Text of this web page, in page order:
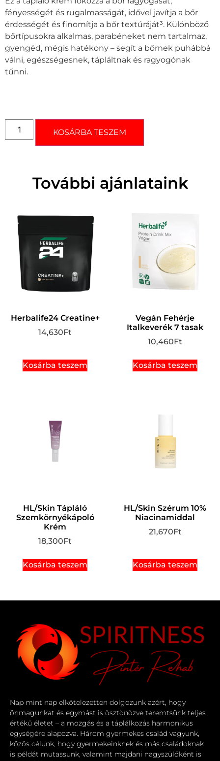
fényességét és rugalmasságát, idővel javítja a bőr
érdességét és finomítja a bőr textúráját³. Különböző
bőrtípusokra alkalmas, parabéneket nem tartalmaz,
gyengéd, mégis hatékony – segít a bőrnek puhábbá
válni, egészségesnek, tápláltnak és ragyogónak
tűnni.
KOSÁRBA TESZEM
További ajánlataink
Herbalife24 Creatine+
14,630Ft
Kosárba teszem
Vegán Fehérje
Italkeverék 7 tasak
10,460Ft
Kosárba teszem
HL/Skin Tápláló
Szemkörnyékápoló
Krém
18,300Ft
Kosárba teszem
HL/Skin Szérum 10%
Niacinamiddal
21,670Ft
Kosárba teszem
Nap mint nap elkötelezetten dolgozunk azért, hogy
önmagunkat és egymást is ösztönözve teremtsünk teljes
értékű életet – a mozgás és a táplálkozás harmonikus
egységére alapozva. Három gyermekes család vagyunk,
közös célunk, hogy gyermekeinknek és más családoknak
is példát mutassunk, valamint majdani nagyszülőként is